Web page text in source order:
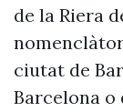
de la Riera
ciutat de
Barcelona o